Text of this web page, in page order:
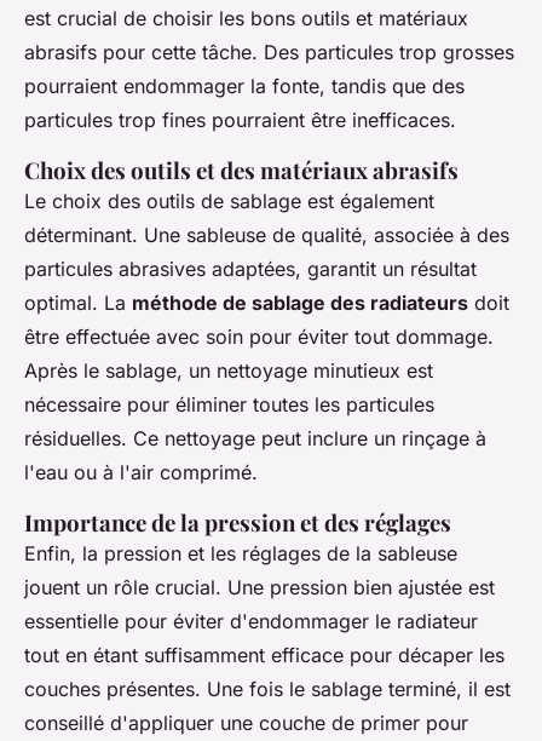
est crucial de choisir les bons outils et matériaux
abrasifs pour cette tâche. Des particules trop grosses
pourraient endommager la fonte, tandis que des
particules trop fines pourraient être inefficaces.
Choix des outils et des matériaux abrasifs
Le choix des outils de sablage est également
déterminant. Une sableuse de qualité, associée à des
particules abrasives adaptées, garantit un résultat
optimal. La méthode de sablage des radiateurs doit
être effectuée avec soin pour éviter tout dommage.
Après le sablage, un nettoyage minutieux est
nécessaire pour éliminer toutes les particules
résiduelles. Ce nettoyage peut inclure un rinçage à
l'eau ou à l'air comprimé.
Importance de la pression et des réglages
Enfin, la pression et les réglages de la sableuse
jouent un rôle crucial. Une pression bien ajustée est
essentielle pour éviter d'endommager le radiateur
tout en étant suffisamment efficace pour décaper les
couches présentes. Une fois le sablage terminé, il est
conseillé d'appliquer une couche de primer pour